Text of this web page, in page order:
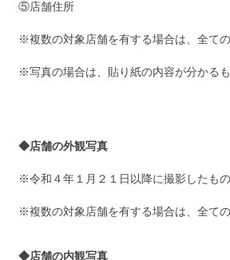
⑤店舗住所
※複数の対象店舗を有する場合は、全て
※写真の場合は、貼り紙の内容が分かる
◆店舗の外観写真
※令和４年１月２１日以降に撮影したも
※複数の対象店舗を有する場合は、全て
◆店舗の内観写真